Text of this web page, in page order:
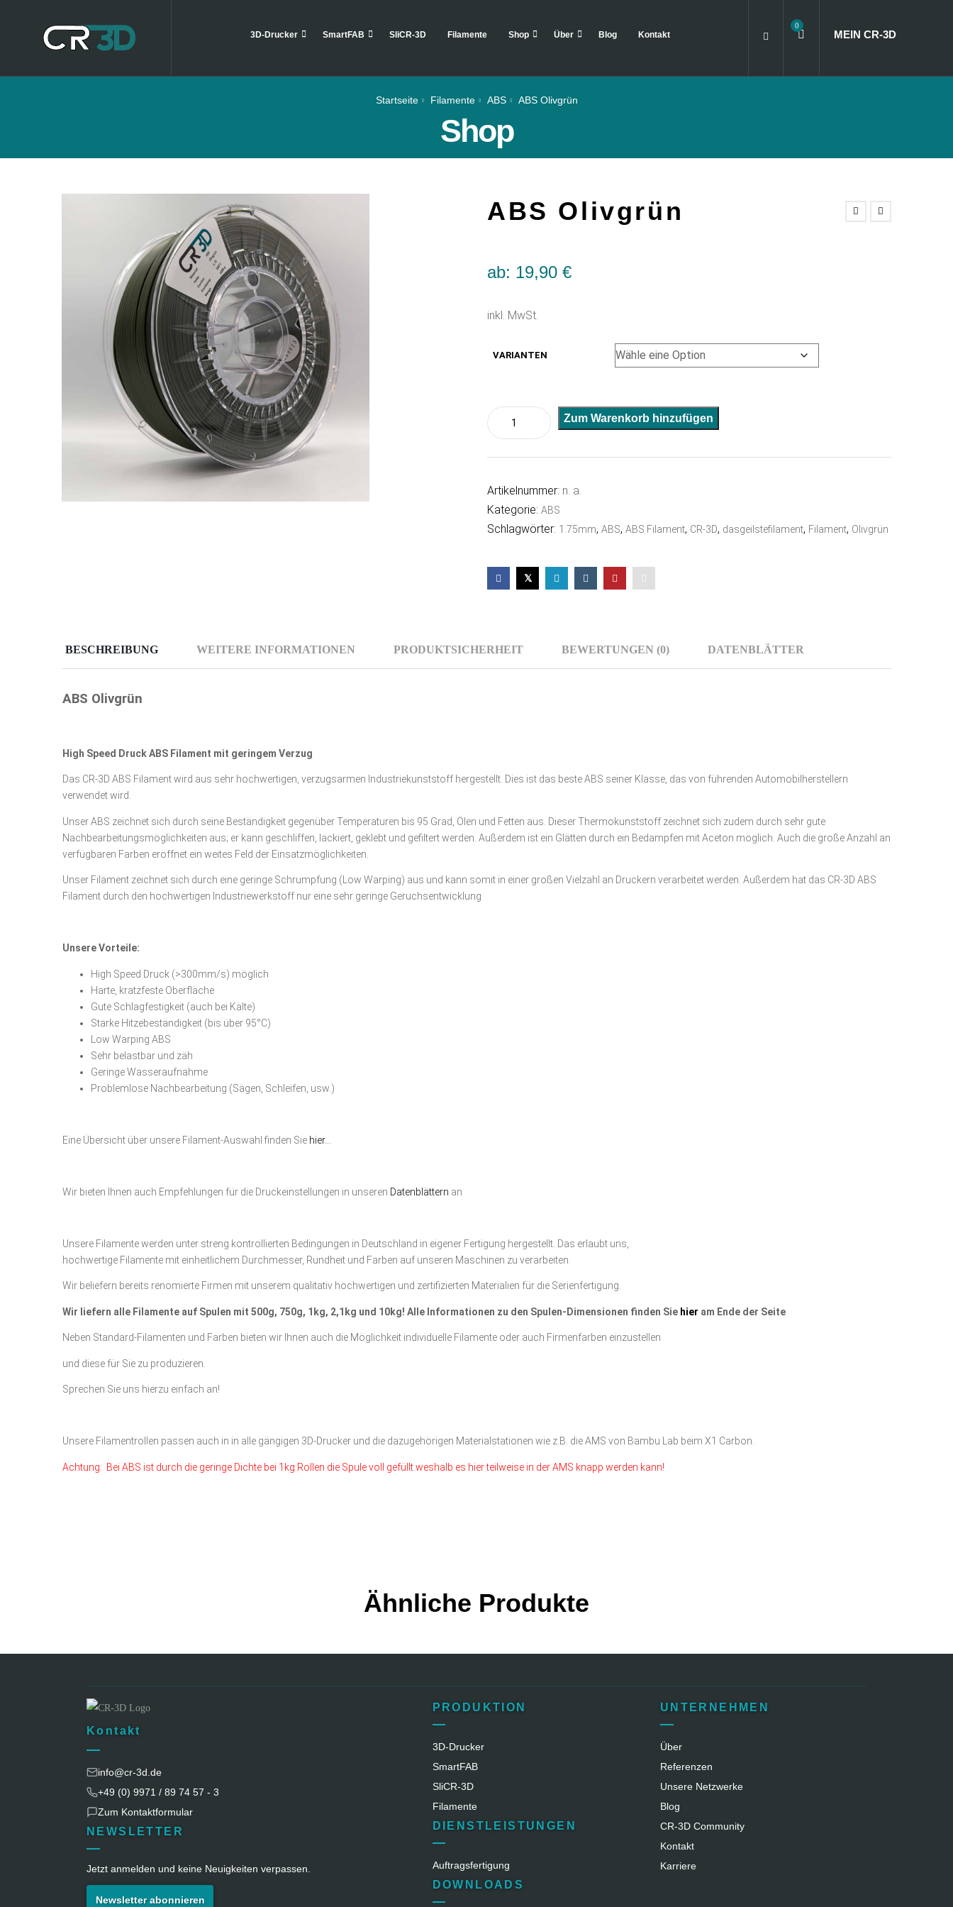
3D-Drucker SmartFAB SliCR-3D Filamente Shop Über Blog Kontakt
0
MEIN CR‑3D
Startseite Filamente ABS ABS Olivgrün
Shop
ABS Olivgrün
ab: 19,90 €
inkl. MwSt.
VARIANTEN
ABS
Zum Warenkorb hinzufügen
t
a
Artikelnummer: n. a.
Kategorie: ABS
Schlagwörter: 1.75mm, ABS, ABS Filament, CR-3D, dasgeilstefilament, Filament, Olivgrün
BESCHREIBUNG WEITERE INFORMATIONEN PRODUKTSICHERHEIT BEWERTUNGEN (0) DATENBLÄTTER
ABS Olivgrün
High Speed Druck ABS Filament mit geringem Verzug
Das CR-3D ABS Filament wird aus sehr hochwertigen, verzugsarmen Industriekunststoff hergestellt. Dies ist das beste ABS seiner Klasse, das von führenden Automobilherstellern
verwendet wird.
Unser ABS zeichnet sich durch seine Beständigkeit gegenüber Temperaturen bis 95 Grad, Ölen und Fetten aus. Dieser Thermokunststoff zeichnet sich zudem durch sehr gute
Nachbearbeitungsmöglichkeiten aus; er kann geschliffen, lackiert, geklebt und gefiltert werden. Außerdem ist ein Glätten durch ein Bedampfen mit Aceton möglich. Auch die große Anzahl an
verfügbaren Farben eröffnet ein weites Feld der Einsatzmöglichkeiten.
Unser Filament zeichnet sich durch eine geringe Schrumpfung (Low Warping) aus und kann somit in einer großen Vielzahl an Druckern verarbeitet werden. Außerdem hat das CR-3D ABS
Filament durch den hochwertigen Industriewerkstoff nur eine sehr geringe Geruchsentwicklung
Unsere Vorteile:
High Speed Druck (>300mm/s) möglich
Harte, kratzfeste Oberfläche
Gute Schlagfestigkeit (auch bei Kälte)
Starke Hitzebeständigkeit (bis über 95°C)
Low Warping ABS
Sehr belastbar und zäh
Geringe Wasseraufnahme
Problemlose Nachbearbeitung (Sägen, Schleifen, usw.)
Eine Übersicht über unsere Filament-Auswahl finden Sie hier…
Wir bieten Ihnen auch Empfehlungen für die Druckeinstellungen in unseren Datenblättern an
Unsere Filamente werden unter streng kontrollierten Bedingungen in Deutschland in eigener Fertigung hergestellt. Das erlaubt uns,
hochwertige Filamente mit einheitlichem Durchmesser, Rundheit und Farben auf unseren Maschinen zu verarbeiten.
Wir beliefern bereits renomierte Firmen mit unserem qualitativ hochwertigen und zertifizierten Materialien für die Serienfertigung.
Wir liefern alle Filamente auf Spulen mit 500g, 750g, 1kg, 2,1kg und 10kg! Alle Informationen zu den Spulen-Dimensionen finden Sie hier am Ende der Seite
Neben Standard-Filamenten und Farben bieten wir Ihnen auch die Möglichkeit individuelle Filamente oder auch Firmenfarben einzustellen
und diese für Sie zu produzieren.
Sprechen Sie uns hierzu einfach an!
Unsere Filamentrollen passen auch in in alle gängigen 3D-Drucker und die dazugehörigen Materialstationen wie z.B. die AMS von Bambu Lab beim X1 Carbon.
Achtung: Bei ABS ist durch die geringe Dichte bei 1kg Rollen die Spule voll gefüllt weshalb es hier teilweise in der AMS knapp werden kann!
Ähnliche Produkte
Kontakt
info@cr-3d.de
+49 (0) 9971 / 89 74 57 - 3
Zum Kontaktformular
NEWSLETTER
Jetzt anmelden und keine Neuigkeiten verpassen.
Newsletter abonnieren
PRODUKTION
3D-Drucker
SmartFAB
SliCR‑3D
Filamente
DIENSTLEISTUNGEN
Auftragsfertigung
DOWNLOADS
UNTERNEHMEN
Über
Referenzen
Unsere Netzwerke
Blog
CR‑3D Community
Kontakt
Karriere